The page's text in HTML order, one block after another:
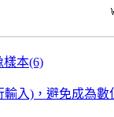
樣本(6)
入)，避免成為數